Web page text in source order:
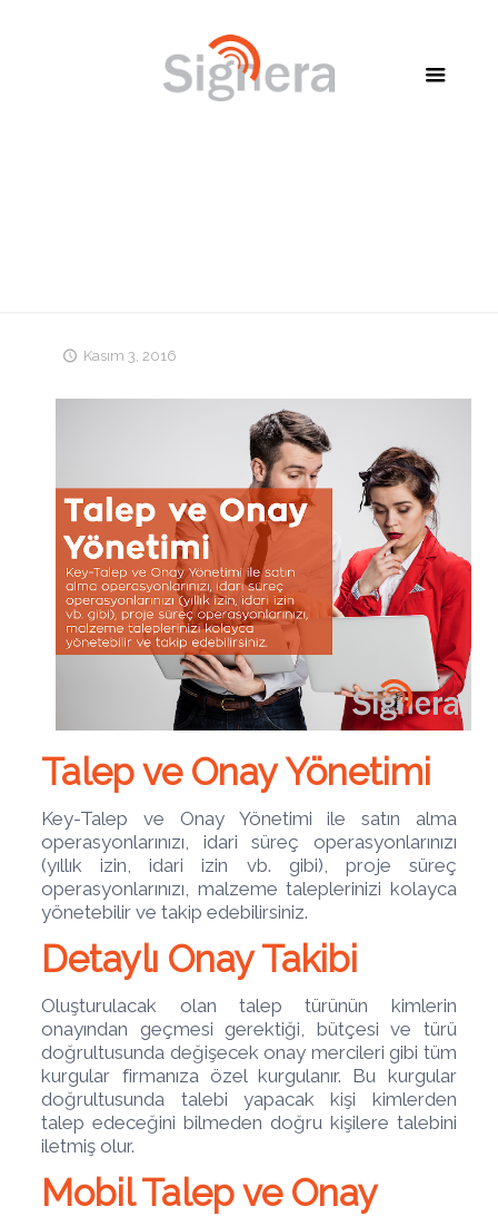
Kasım 3, 2016
Talep ve Onay Yönetimi
Key-Talep ve Onay Yönetimi ile satın alma
operasyonlarınızı, idari süreç operasyonlarınızı
(yıllık izin, idari izin vb. gibi), proje süreç
operasyonlarınızı, malzeme taleplerinizi kolayca
yönetebilir ve takip edebilirsiniz.
Detaylı Onay Takibi
Oluşturulacak olan talep türünün kimlerin
onayından geçmesi gerektiği, bütçesi ve türü
doğrultusunda değişecek onay mercileri gibi tüm
kurgular firmanıza özel kurgulanır. Bu kurgular
doğrultusunda talebi yapacak kişi kimlerden
talep edeceğini bilmeden doğru kişilere talebini
iletmiş olur.
Mobil Talep ve Onay